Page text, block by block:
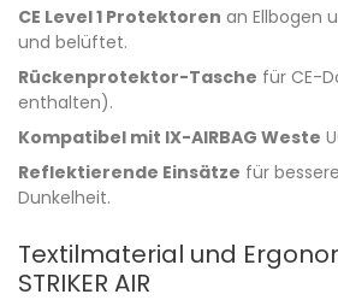
CE Level 1 Protektoren an Ellbogen
und belüftet.
Rückenprotektor-Tasche für CE-
enthalten).
Kompatibel mit IX-AIRBAG Weste
Reflektierende Einsätze für
Dunkelheit.
Textilmaterial und
STRIKER AIR